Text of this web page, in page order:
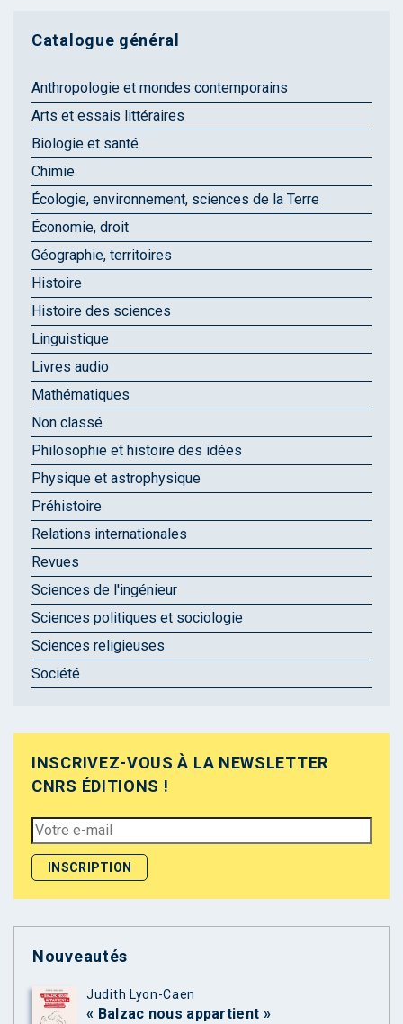
Catalogue général
Anthropologie et mondes contemporains
Arts et essais littéraires
Biologie et santé
Chimie
Écologie, environnement, sciences de la Terre
Économie, droit
Géographie, territoires
Histoire
Histoire des sciences
Linguistique
Livres audio
Mathématiques
Non classé
Philosophie et histoire des idées
Physique et astrophysique
Préhistoire
Relations internationales
Revues
Sciences de l'ingénieur
Sciences politiques et sociologie
Sciences religieuses
Société
INSCRIVEZ-VOUS À LA NEWSLETTER
CNRS ÉDITIONS !
Nouveautés
Judith Lyon-Caen
« Balzac nous appartient »